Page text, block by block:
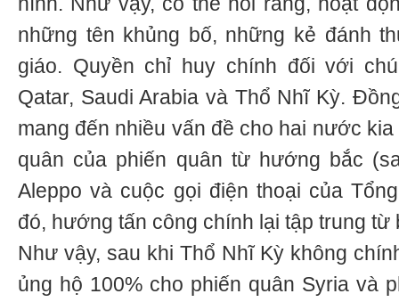
những tên khủng bố, những kẻ đánh
giáo. Quyền chỉ huy chính đối với
Qatar, Saudi Arabia và Thổ Nhĩ Kỳ.
mang đến nhiều vấn đề cho hai nước
quân của phiến quân từ hướng bắc
Aleppo và cuộc gọi điện thoại của
đó, hướng tấn công chính lại tập trung từ
Như vậy, sau khi Thổ Nhĩ Kỳ không
ủng hộ 100% cho phiến quân Syria và